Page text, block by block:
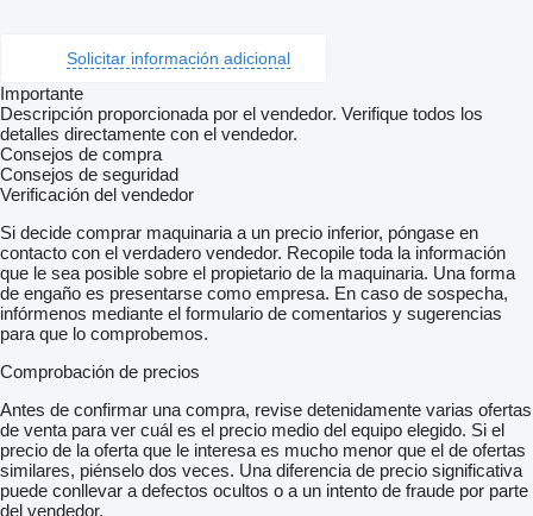
Solicitar información adicional
Importante
Descripción proporcionada por el vendedor. Verifique todos los
detalles directamente con el vendedor.
Consejos de compra
Consejos de seguridad
Verificación del vendedor
Si decide comprar maquinaria a un precio inferior, póngase en
contacto con el verdadero vendedor. Recopile toda la información
que le sea posible sobre el propietario de la maquinaria. Una forma
de engaño es presentarse como empresa. En caso de sospecha,
infórmenos mediante el formulario de comentarios y sugerencias
para que lo comprobemos.
Comprobación de precios
Antes de confirmar una compra, revise detenidamente varias ofertas
de venta para ver cuál es el precio medio del equipo elegido. Si el
precio de la oferta que le interesa es mucho menor que el de ofertas
similares, piénselo dos veces. Una diferencia de precio significativa
puede conllevar a defectos ocultos o a un intento de fraude por parte
del vendedor.